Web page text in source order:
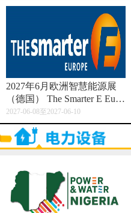
2027年6月欧洲智慧能源展
（德国） The Smarter E Euro
pe 2027
2027-06-08至2027-06-10